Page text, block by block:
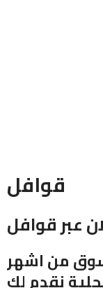
قوافل
عبر قوافل
من اشهر
نقدم لك